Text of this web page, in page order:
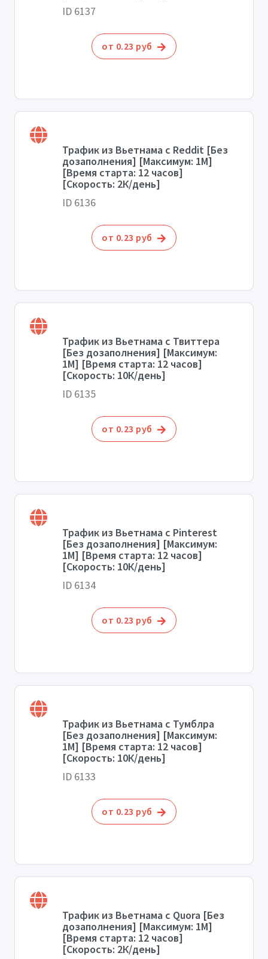
ID 6137
от 0.23 руб
Трафик из Вьетнама с Reddit [Без
дозаполнения] [Максимум: 1М]
[Время старта: 12 часов]
[Скорость: 2К/день]
ID 6136
от 0.23 руб
Трафик из Вьетнама с Твиттера
[Без дозаполнения] [Максимум:
1М] [Время старта: 12 часов]
[Скорость: 10К/день]
ID 6135
от 0.23 руб
Трафик из Вьетнама с Pinterest
[Без дозаполнения] [Максимум:
1М] [Время старта: 12 часов]
[Скорость: 10К/день]
ID 6134
от 0.23 руб
Трафик из Вьетнама с Тумблра
[Без дозаполнения] [Максимум:
1М] [Время старта: 12 часов]
[Скорость: 10К/день]
ID 6133
от 0.23 руб
Трафик из Вьетнама с Quora [Без
дозаполнения] [Максимум: 1М]
[Время старта: 12 часов]
[Скорость: 2К/день]